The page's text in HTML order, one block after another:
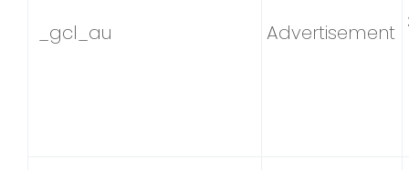
_gcl_au Advertisement